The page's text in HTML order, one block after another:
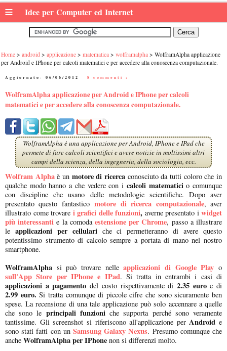
≡ Idee per Computer ed Internet
Home android applicazione matematica wolframalpha
WolframAlpha applicazione
per Android e IPhone per calcoli matematici e per accedere alla conoscenza computazionale.
Aggiornato: 06/06/2012 8 commenti :
WolframAlpha applicazione per Android e IPhone per calcoli
matematici e per accedere alla conoscenza computazionale.
WolframAlpha è una applicazione per Android, IPhone e IPad che
permete di fare calcoli scientifici e avere notizie in moltissimi altri
campi della scienza, della ingegneria, della sociologia, ecc.
Wolfram Alphaè un motore di ricerca conosciuto da tutti coloro che in
qualche modo hanno a che vedere con i calcoli matematicio comunque
con discipline che usano delle metodologie scientifiche. Dopo aver
presentato questo fantastico motore di ricerca computazionale, aver
illustrato come trovare i grafici delle funzioni, averne presentato i widget
più interessanti e la comoda estensione per Chrome, passo a illustrare
le applicazioni per cellulariche ci permetteranno di avere questo
potentissimo strumento di calcolo sempre a portata di mano nel nostro
smartphone.
WolframAlpha si può trovare nelleapplicazioni di Google Play o
sull'App Store per IPhone e IPad. Si tratta in entrambi i casi di
applicazioni a pagamento del costo rispettivamente di 2.35 euroe di
2.99 euro. Si tratta comunque di piccole cifre che sono sicuramente ben
spese. La recensione di una tale applicazione può solo accennare a quelle
che sono le principali funzioniche supporta perché sono veramente
tantissime. Gli screenshot si riferiscono all'applicazione perAndroid e
sono stati fatti con un Samsung Galaxy Nexus. Presumo comunque che
anche WolframAlpha per IPhone non si differenzi molto.